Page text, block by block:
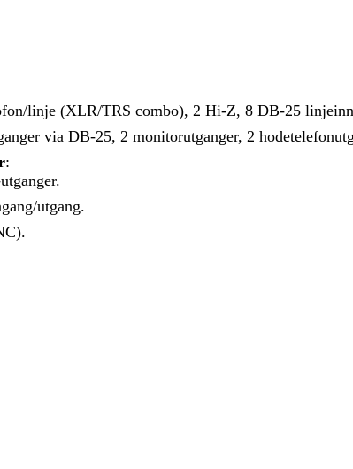
linje (XLR/TRS combo), 2 Hi-Z, 8 DB-25
via DB-25, 2 monitorutganger, 2
:
utgang.